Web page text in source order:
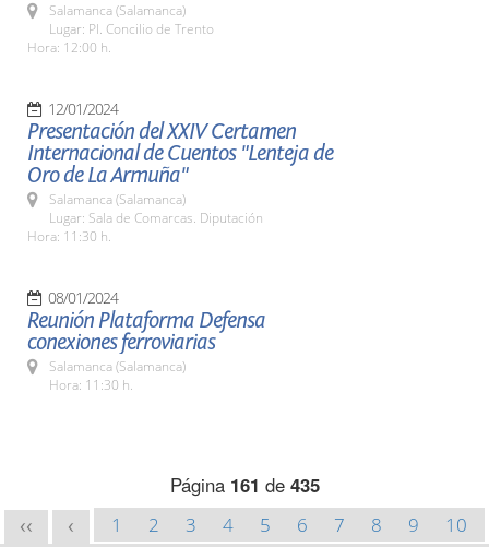
Salamanca (Salamanca)
Lugar: Pl. Concilio de Trento
Hora: 12:00 h.
12/01/2024
Presentación del XXIV Certamen
Internacional de Cuentos "Lenteja de
Oro de La Armuña"
Salamanca (Salamanca)
Lugar: Sala de Comarcas. Diputación
Hora: 11:30 h.
08/01/2024
Reunión Plataforma Defensa
conexiones ferroviarias
Salamanca (Salamanca)
Hora: 11:30 h.
Página 161 de 435
<< < 1 2 3 4 5 6 7 8 9
10